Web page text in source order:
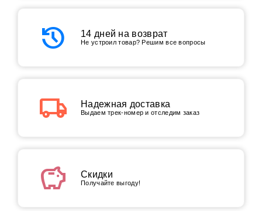
history 14 дней на возврат
Не устроил товар? Решим все вопросы
local_shipping Надежная доставка
Выдаем трек-номер и отследим заказ
savings Скидки
Получайте выгоду!